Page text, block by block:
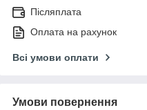
Післяплата
Оплата на рахунок
Всі умови оплати
Умови повернення